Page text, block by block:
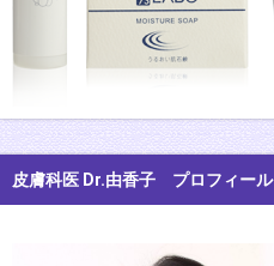
皮膚科医 Dr.由香子 プロフィール